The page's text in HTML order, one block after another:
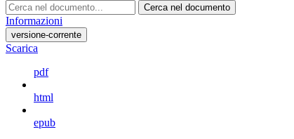
Cerca nel documento
Informazioni
versione-corrente
Scarica
pdf
html
epub